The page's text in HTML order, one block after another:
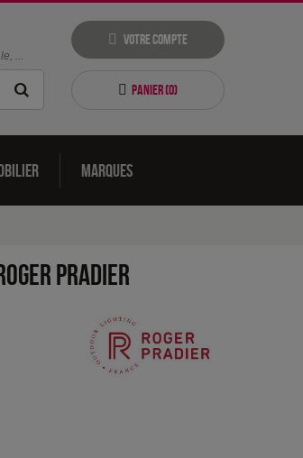
...
Votre compte
Panier (0)
Marques
Pradier